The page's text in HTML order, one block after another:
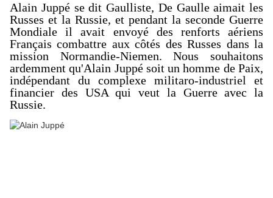
Alain Juppé se dit Gaulliste, De Gaulle aimait les
Russes et la Russie, et pendant la seconde Guerre
Mondiale il avait envoyé des renforts aériens
Français combattre aux côtés des Russes dans la
mission Normandie-Niemen. Nous souhaitons
ardemment qu'Alain Juppé soit un homme de Paix,
indépendant du complexe militaro-industriel et
financier des USA qui veut la Guerre avec la
Russie.